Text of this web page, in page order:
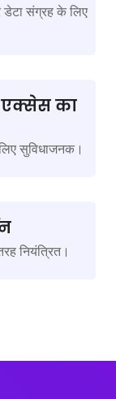
संग्रह के लिए
एक्सेस का
सुविधाजनक।
नियंत्रित।